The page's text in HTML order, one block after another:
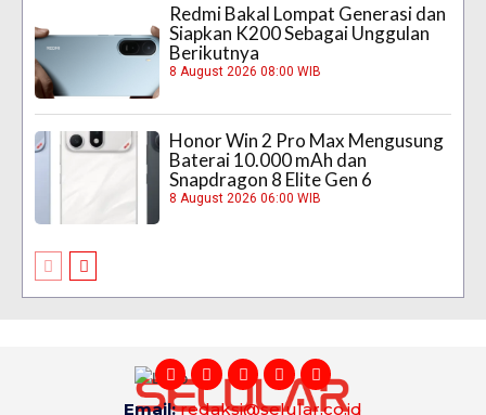
Redmi Bakal Lompat Generasi dan
Siapkan K200 Sebagai Unggulan
Berikutnya
8 August 2026 08:00 WIB
Honor Win 2 Pro Max Mengusung
Baterai 10.000 mAh dan
Snapdragon 8 Elite Gen 6
8 August 2026 06:00 WIB
Email:redaksi@selular.co.id